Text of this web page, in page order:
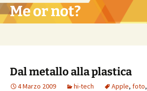
Vai
al Me or not?
Dal metallo alla plastica
4 Marzo 2009 hi-tech Apple, foto,